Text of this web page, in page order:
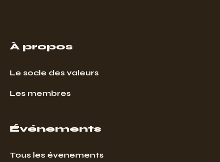
À propos
Le socle des valeurs
Les membres
Événements
Tous les évenements